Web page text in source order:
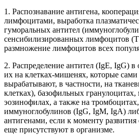
1. Распознавание антигена,
лимфоцитами, выработка
гуморальных антител
сенсибилизированных лимфоцитов
размножение лимфоцитов всех
2. Распределение антител (IgE, IgG)
их на клетках-мишенях, которые сами
вырабатывают, в частности, на
клетках), базофильных
эозинофилах, а также на
иммуноглобулинов (IgG, IgM, IgA)
антигенами, если к моменту
еще присутствуют в организме.